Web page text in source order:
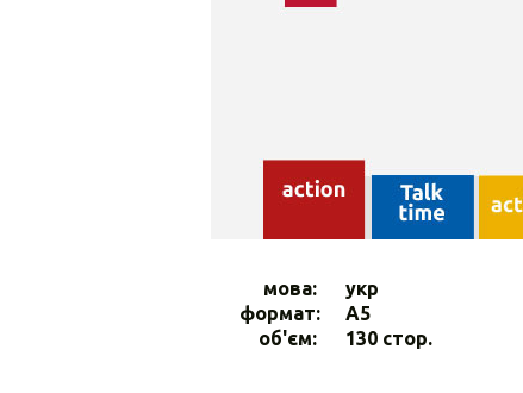
мова:
укр
формат:
A5
об'єм:
130 стор.